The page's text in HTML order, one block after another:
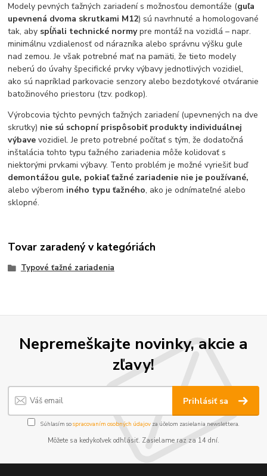
Modely pevných ťažných zariadení s možnosťou demontáže (guľa
upevnená dvoma skrutkami M12) sú navrhnuté a homologované
tak, aby spĺňali technické normypre montáž na vozidlá – napr.
minimálnu vzdialenosť od nárazníka alebo správnu výšku gule
nad zemou. Je však potrebné mať na pamäti, že tieto modely
neberú do úvahy špecifické prvky výbavy jednotlivých vozidiel,
ako sú napríklad parkovacie senzory alebo bezdotykové otváranie
batožinového priestoru (tzv. podkop).
Výrobcovia týchto pevných ťažných zariadení (upevnených na dve
skrutky) nie sú schopní prispôsobiť produkty individuálnej
výbavevozidiel. Je preto potrebné počítať s tým, že dodatočná
inštalácia tohto typu ťažného zariadenia môže kolidovať s
niektorými prvkami výbavy. Tento problém je možné vyriešiť buď
demontážou gule, pokiaľ ťažné zariadenie nie je používané,
alebo výberom iného typu ťažného, ako je odnímateľné alebo
sklopné.
Tovar zaradený v kategóriách
Typové ťažné zariadenia
Nepremeškajte novinky, akcie a
zľavy!
Prihlásiť sa
Súhlasím sospracovaním osobných údajov za účelom zasielania newslettera.
Môžete sa kedykoľvek odhlásiť. Zasielame raz za 14 dní.